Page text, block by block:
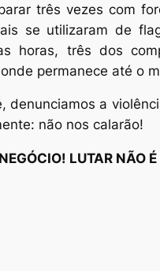
três vezes com
se utilizaram de
horas, três dos
permanece até o
denunciamos a
não nos calarão!
LUTAR NÃO